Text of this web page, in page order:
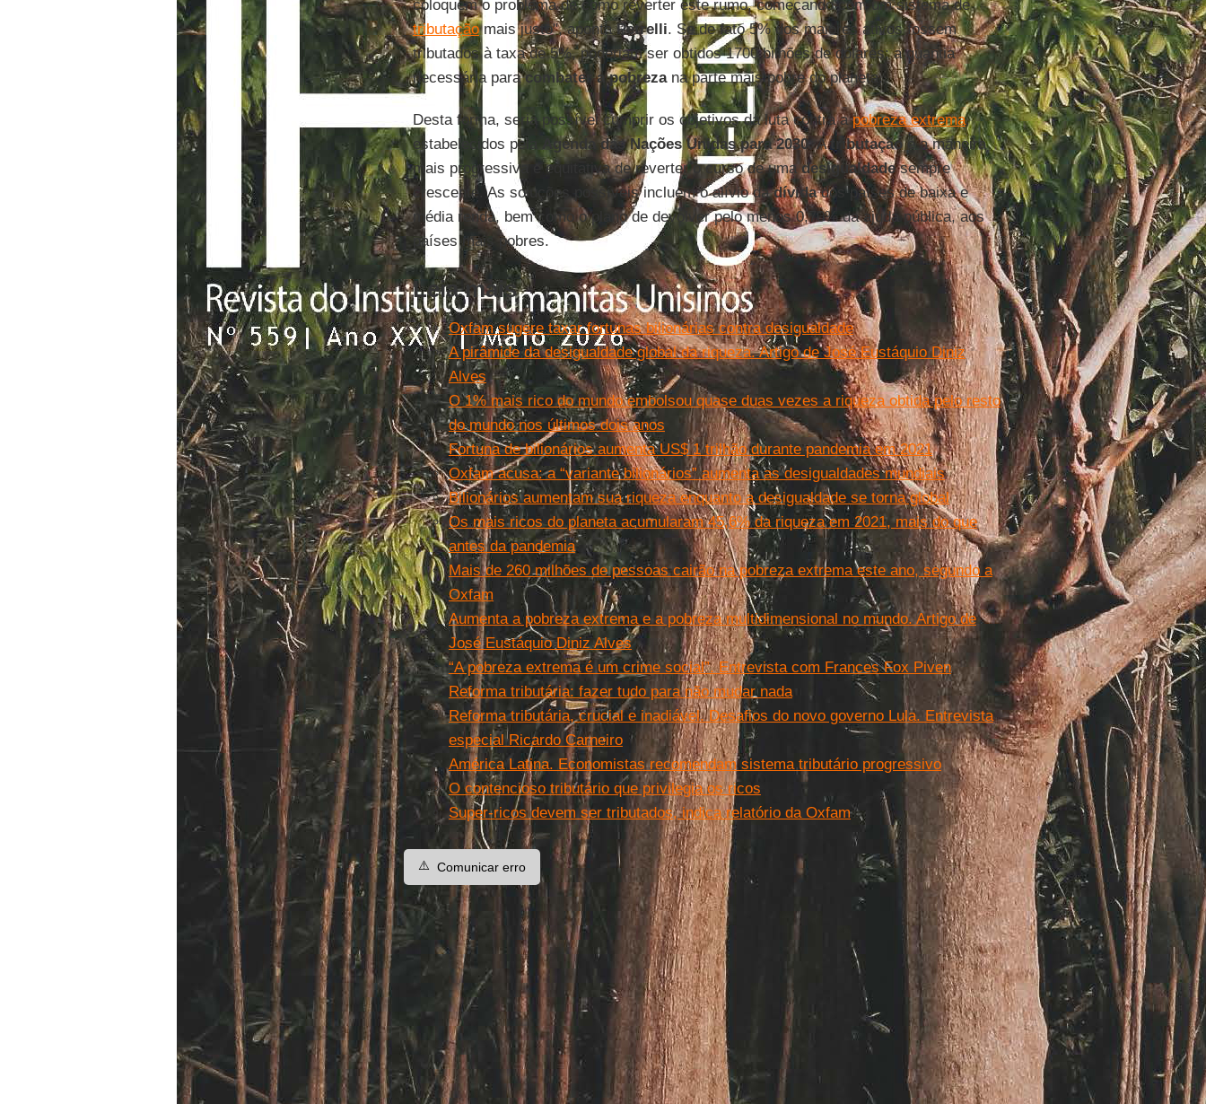
coloquem o problema de como reverter este rumo, começando com um sistema de
tributaçãomais justo", apontaPetrelli. Se de fato 5% dos maiores ativos fossem
tributados à taxa de 5%, poderiam ser obtidos 1700 bilhões de dólares: a quantia
necessária paracombater a pobrezana parte mais pobre do planeta.
Desta forma, seria possível cumprir os objetivos da luta contra apobreza extrema,
estabelecidos pela
Agenda das Nações Unidas para 2030. Atributaçãoé a maneira
mais progressiva e equitativa de reverter o curso de umadesigualdadesempre
crescente. As soluções possíveis incluem o alívio dadívidados países de baixa e
média renda, bem como o plano de devolver pelo menos 0,70% da ajuda pública, aos
países mais pobres.
Leia mais
Oxfam sugere taxar fortunas bilionárias contra desigualdade
A pirâmide da desigualdade global da riqueza. Artigo de José Eustáquio Diniz
Alves
O 1% mais rico do mundo embolsou quase duas vezes a riqueza obtida pelo resto
do mundo nos últimos dois anos
Fortuna de bilionários aumenta US$ 1 trilhão durante pandemia em 2021
Oxfam acusa: a “variante bilionários” aumenta as desigualdades mundiais
Bilionários aumentam sua riqueza enquanto a desigualdade se torna global
Os mais ricos do planeta acumularam 45,6% da riqueza em 2021, mais do que
antes da pandemia
Mais de 260 milhões de pessoas cairão na pobreza extrema este ano, segundo a
Oxfam
Aumenta a pobreza extrema e a pobreza multidimensional no mundo. Artigo de
José Eustáquio Diniz Alves
“A pobreza extrema é um crime social”. Entrevista com Frances Fox Piven
Reforma tributária: fazer tudo para não mudar nada
Reforma tributária, crucial e inadiável. Desafios do novo governo Lula. Entrevista
especial Ricardo Carneiro
América Latina. Economistas recomendam sistema tributário progressivo
O contencioso tributário que privilegia os ricos
Super-ricos devem ser tributados, indica relatório da Oxfam
⚠️ Comunicar erro